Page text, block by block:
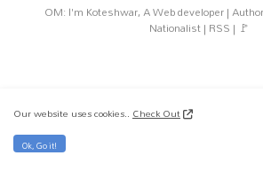
OM: I'm Koteshwar, A Web developer |
Nationalist | RSS | 🚩
Related Websites!
RSS
Our website uses cookies..Check Out
Ok, Go it!